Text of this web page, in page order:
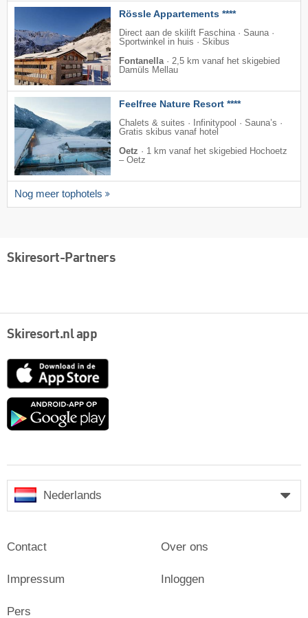
Rössle Appartements ****
Direct aan de skilift Faschina · Sauna ·
Sportwinkel in huis · Skibus
Fontanella · 2,5 km vanaf het skigebied
Damüls Mellau
Feelfree Nature Resort ****
Chalets & suites · Infinitypool · Sauna’s ·
Gratis skibus vanaf hotel
Oetz · 1 km vanaf het skigebied Hochoetz
– Oetz
Nog meer tophotels
Skiresort-Partners
Skiresort.nl app
App
Google
Nederlands
Contact
Impressum
Pers
Over ons
Inloggen